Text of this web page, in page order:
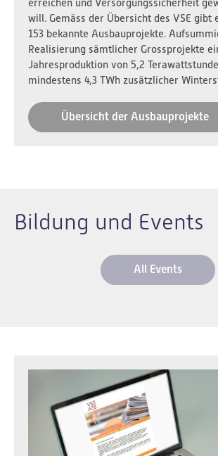
erreichen und Versorgungssicherheit
will. Gemäss der Übersicht des VSE gibt
153 bekannte Ausbauprojekte.
Realisierung sämtlicher Grossprojekte
Jahresproduktion von 5,2
mindestens 4,3 TWh zusätzlicher
Übersicht der Ausbauprojekte
Bildung und Events
All Events